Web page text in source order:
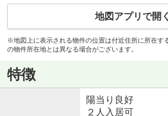
地図アプリで開く
※地図上に表示される物件の位置は付近住所に所在す
の物件所在地とは異なる場合がございます。
特徴
陽当り良好
２人入居可